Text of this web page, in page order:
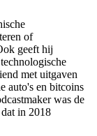
of
geeft hij
met uitgaven
auto's en bitcoins
was de
in 2018